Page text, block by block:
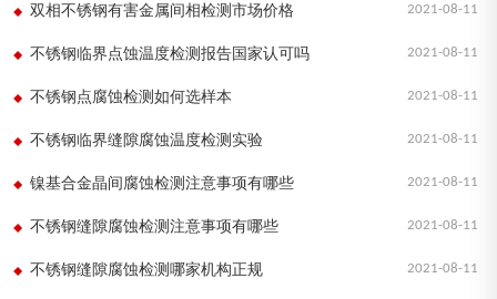
2021-08-11
双相不锈钢有害金属间相检测市场价格
2021-08-11
不锈钢临界点蚀温度检测报告国家认可吗
2021-08-11
不锈钢点腐蚀检测如何选样本
2021-08-11
不锈钢临界缝隙腐蚀温度检测实验
2021-08-11
镍基合金晶间腐蚀检测注意事项有哪些
2021-08-11
不锈钢缝隙腐蚀检测注意事项有哪些
2021-08-11
不锈钢缝隙腐蚀检测哪家机构正规